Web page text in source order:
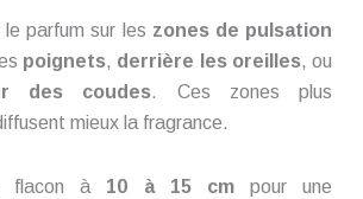
le parfum sur les zones de pulsation
poignets, derrière les oreilles, ou
des coudes. Ces zones plus
mieux la fragrance.
flacon à 10 à 15 cmpour une